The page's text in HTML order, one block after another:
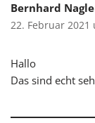
Bernhard
22. Februar 2021
Hallo
Das sind echt